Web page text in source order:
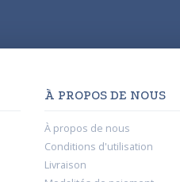
À PROPOS DE NOUS
À propos de nous
Conditions d'utilisation
Livraison